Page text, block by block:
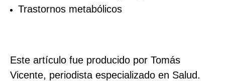
Trastornos metabólicos
Este artículo fue producido por Tomás
Vicente, periodista especializado en Salud.